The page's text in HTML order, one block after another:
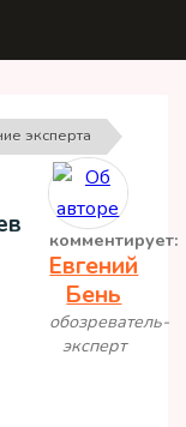
эксперта
комментирует:
Евгений
Бень
обозреватель-
эксперт